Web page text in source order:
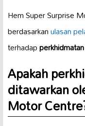
Hem Super Surprise
berdasarkanulasan
terhadap
Apakah
ditawarkan
Motor